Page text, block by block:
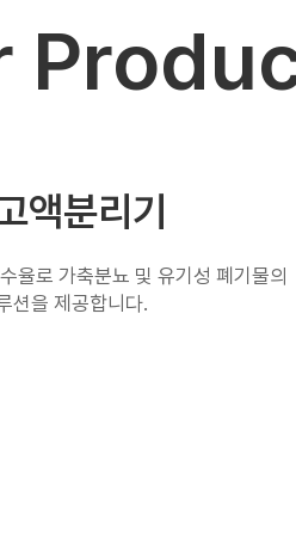
액분리기
율로 가축분뇨 및 유기성 폐기물의
션을 제공합니다.